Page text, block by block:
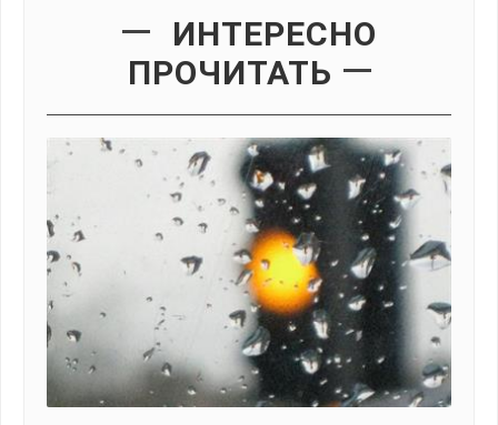
ИНТЕРЕСНО
ПРОЧИТАТЬ